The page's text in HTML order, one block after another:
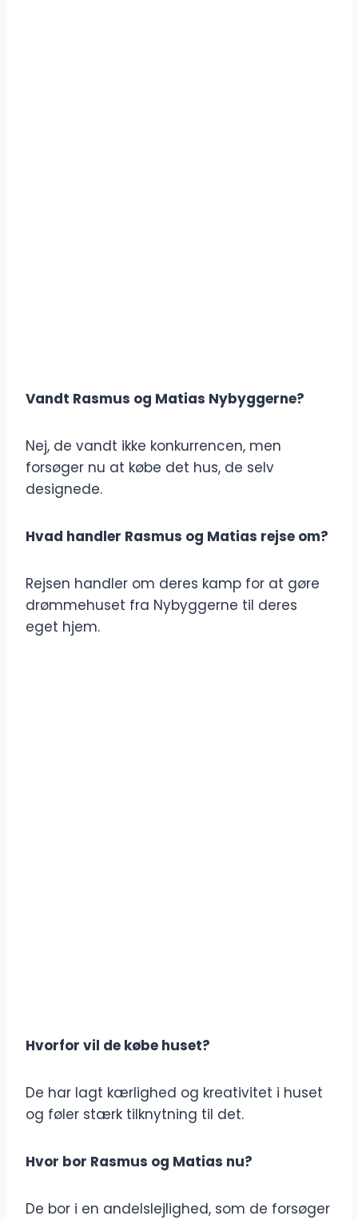
Vandt Rasmus og Matias Nybyggerne?
Nej, de vandt ikke konkurrencen, men
forsøger nu at købe det hus, de selv
designede.
Hvad handler Rasmus og Matias rejse om?
Rejsen handler om deres kamp for at gøre
drømmehuset fra Nybyggerne til deres
eget hjem.
Hvorfor vil de købe huset?
De har lagt kærlighed og kreativitet i huset
og føler stærk tilknytning til det.
Hvor bor Rasmus og Matias nu?
De bor i en andelslejlighed, som de forsøger